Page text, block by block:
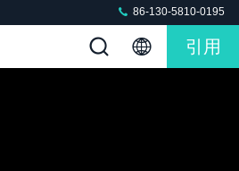
86-130-5810-0195
引用